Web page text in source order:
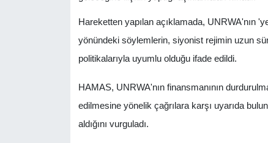
Hareketten yapılan açıklamada, UNRWA'nın
yönündeki söylemlerin, siyonist rejimin uzun
politikalarıyla uyumlu olduğu ifade edildi.
HAMAS, UNRWA'nın finansmanının
edilmesine yönelik çağrılara karşı uyarıda
aldığını vurguladı.